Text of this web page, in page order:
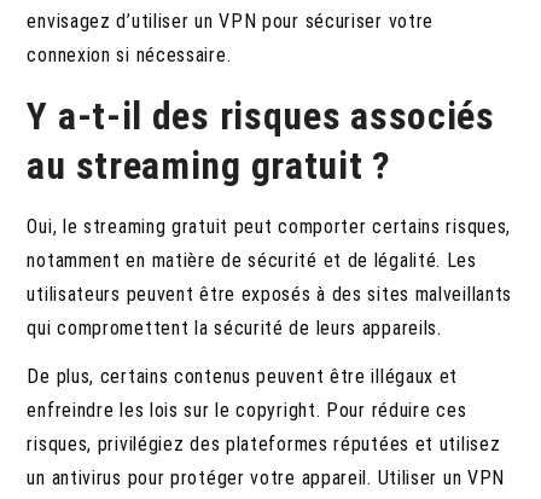
envisagez d’utiliser un VPN pour sécuriser votre
connexion si nécessaire.
Y a-t-il des risques associés
au streaming gratuit ?
Oui, le streaming gratuit peut comporter certains risques,
notamment en matière de sécurité et de légalité. Les
utilisateurs peuvent être exposés à des sites malveillants
qui compromettent la sécurité de leurs appareils.
De plus, certains contenus peuvent être illégaux et
enfreindre les lois sur le copyright. Pour réduire ces
risques, privilégiez des plateformes réputées et utilisez
un antivirus pour protéger votre appareil. Utiliser un VPN